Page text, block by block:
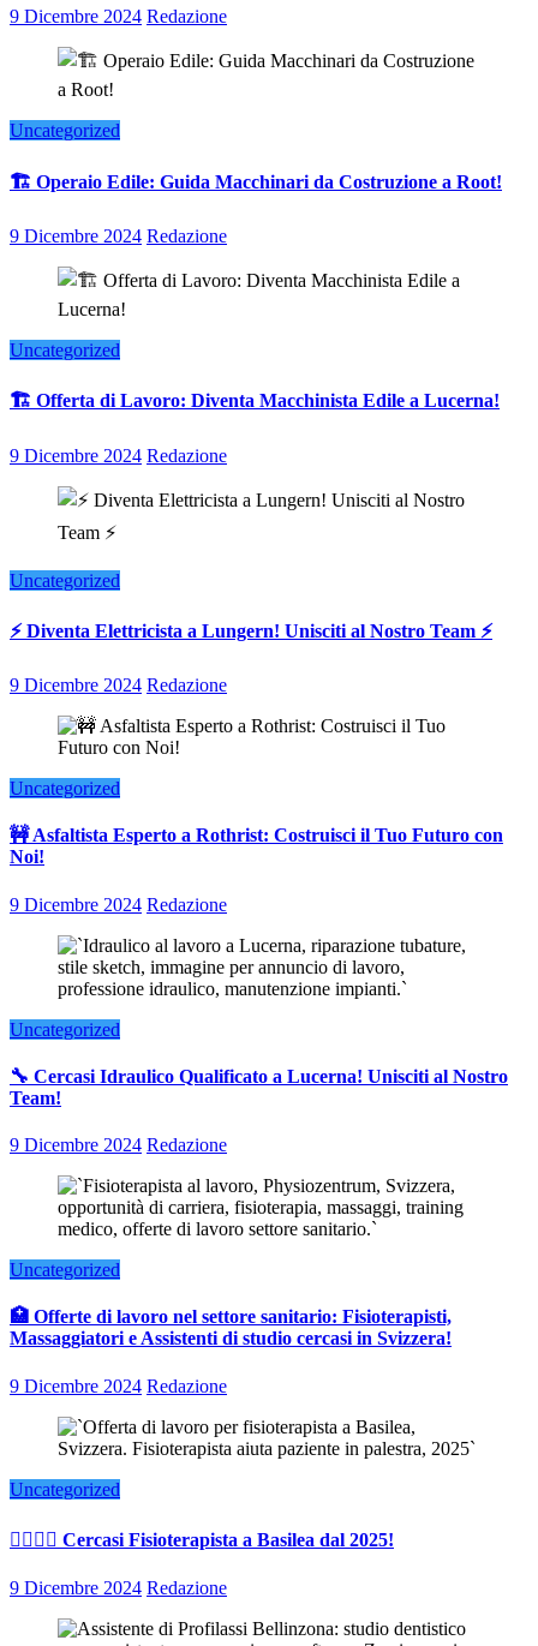
9 Dicembre 2024 Redazione
Uncategorized
🏗️ Operaio Edile: Guida Macchinari da Costruzione a Root!
9 Dicembre 2024 Redazione
Uncategorized
🏗️ Offerta di Lavoro: Diventa Macchinista Edile a Lucerna!
9 Dicembre 2024 Redazione
Uncategorized
⚡ Diventa Elettricista a Lungern! Unisciti al Nostro Team ⚡
9 Dicembre 2024 Redazione
Uncategorized
🚧 Asfaltista Esperto a Rothrist: Costruisci il Tuo Futuro con
Noi!
9 Dicembre 2024 Redazione
Uncategorized
🔧 Cercasi Idraulico Qualificato a Lucerna! Unisciti al Nostro
Team!
9 Dicembre 2024 Redazione
Uncategorized
🏥 Offerte di lavoro nel settore sanitario: Fisioterapisti,
Massaggiatori e Assistenti di studio cercasi in Svizzera!
9 Dicembre 2024 Redazione
Uncategorized
👨‍⚕️👩‍⚕️ Cercasi Fisioterapista a Basilea dal 2025!
9 Dicembre 2024 Redazione